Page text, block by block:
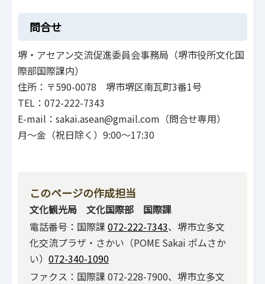
問合せ
堺・アセアン交流促進委員会事務局（堺市役所文化国
際部国際課内）
住所：〒590-0078 堺市堺区南瓦町3番1号
TEL：072-222-7343
E-mail：sakai.asean@gmail.com（問合せ専用）
月～金（祝日除く）9:00～17:30
このページの作成担当
文化観光局 文化国際部 国際課
電話番号：国際課 072-222-7343、堺市立多文
化交流プラザ・さかい（POME Sakai ポムさか
い） 072-340-1090
ファクス：国際課 072-228-7900、堺市立多文